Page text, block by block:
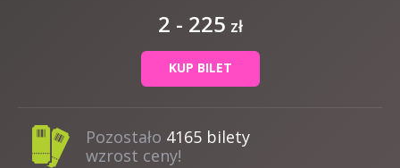
2 - 225 zł
KUP BILET
Pozostało 4165 bilety
wzrost ceny!